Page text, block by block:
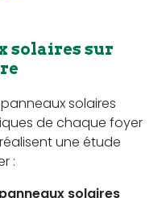
solaires sur
solaires
de chaque foyer
une étude
:
solaires